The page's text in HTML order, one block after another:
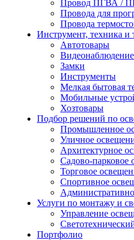
Провод ПГВА
Провода для
Провода
Инструмент, техника и
Автотовары
Видеонаблюдение
Замки
Инструменты
Мелкая бытовая
Мобильные
Хозтовары
Подбор решений по
Промышленное
Уличное
Архитектурное
Садово-парковое
Торговое
Спортивное
Услуги по монтажу и
Управление
Портфолио